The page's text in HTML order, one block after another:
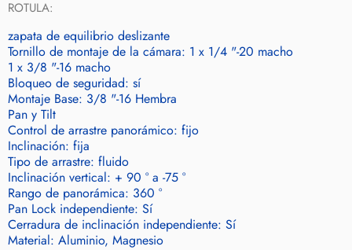
ROTULA:
zapata de equilibrio deslizante
Tornillo de montaje de la cámara: 1 x 1/4 "-20 macho
1 x 3/8 "-16 macho
Bloqueo de seguridad: sí
Montaje Base: 3/8 "-16 Hembra
Pan y Tilt
Control de arrastre panorámico: fijo
Inclinación: fija
Tipo de arrastre: fluido
Inclinación vertical: + 90 ° a -75 °
Rango de panorámica: 360 °
Pan Lock independiente: Sí
Cerradura de inclinación independiente: Sí
Material: Aluminio, Magnesio